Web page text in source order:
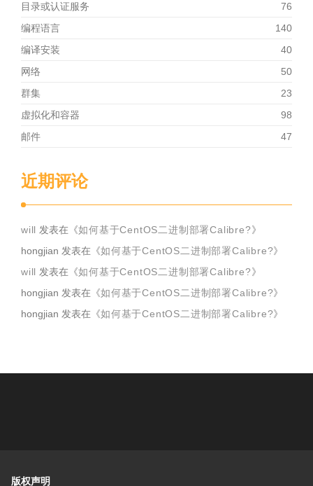
目录或认证服务
76
编程语言
140
编译安装
40
网络
50
群集
23
虚拟化和容器
98
邮件
47
近期评论
will 发表在《如何基于CentOS二进制部署Calibre?》
hongjian 发表在《如何基于CentOS二进制部署Calibre?》
will 发表在《如何基于CentOS二进制部署Calibre?》
hongjian 发表在《如何基于CentOS二进制部署Calibre?》
hongjian 发表在《如何基于CentOS二进制部署Calibre?》
版权声明